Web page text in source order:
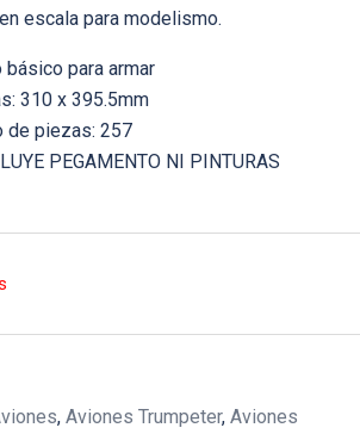
escala para modelismo.
básico para armar
310 x 395.5mm
de piezas: 257
PEGAMENTO NI PINTURAS
, Aviones Trumpeter, Aviones